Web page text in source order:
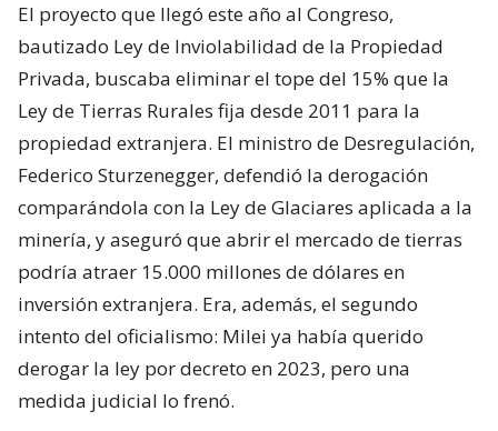
El proyecto que llegó este año al Congreso,
bautizado Ley de Inviolabilidad de la Propiedad
Privada, buscaba eliminar el tope del 15% que la
Ley de Tierras Rurales fija desde 2011 para la
propiedad extranjera. El ministro de Desregulación,
Federico Sturzenegger, defendió la derogación
comparándola con la Ley de Glaciares aplicada a la
minería, y aseguró que abrir el mercado de tierras
podría atraer 15.000 millones de dólares en
inversión extranjera. Era, además, el segundo
intento del oficialismo: Milei ya había querido
derogar la ley por decreto en 2023, pero una
medida judicial lo frenó.